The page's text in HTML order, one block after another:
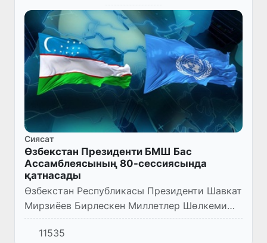
Сиясат
Өзбекстан Президенти БМШ Бас
Ассамблеясының 80-сессиясында
қатнасады
Өзбекстан Республикасы Президенти Шавкат
Мирзиёев Бирлескен Миллетлер Шөлкеми
Бас Ассамблеясының 80-юбилей
сессиясының илажларында қатнасыў ушын
11535